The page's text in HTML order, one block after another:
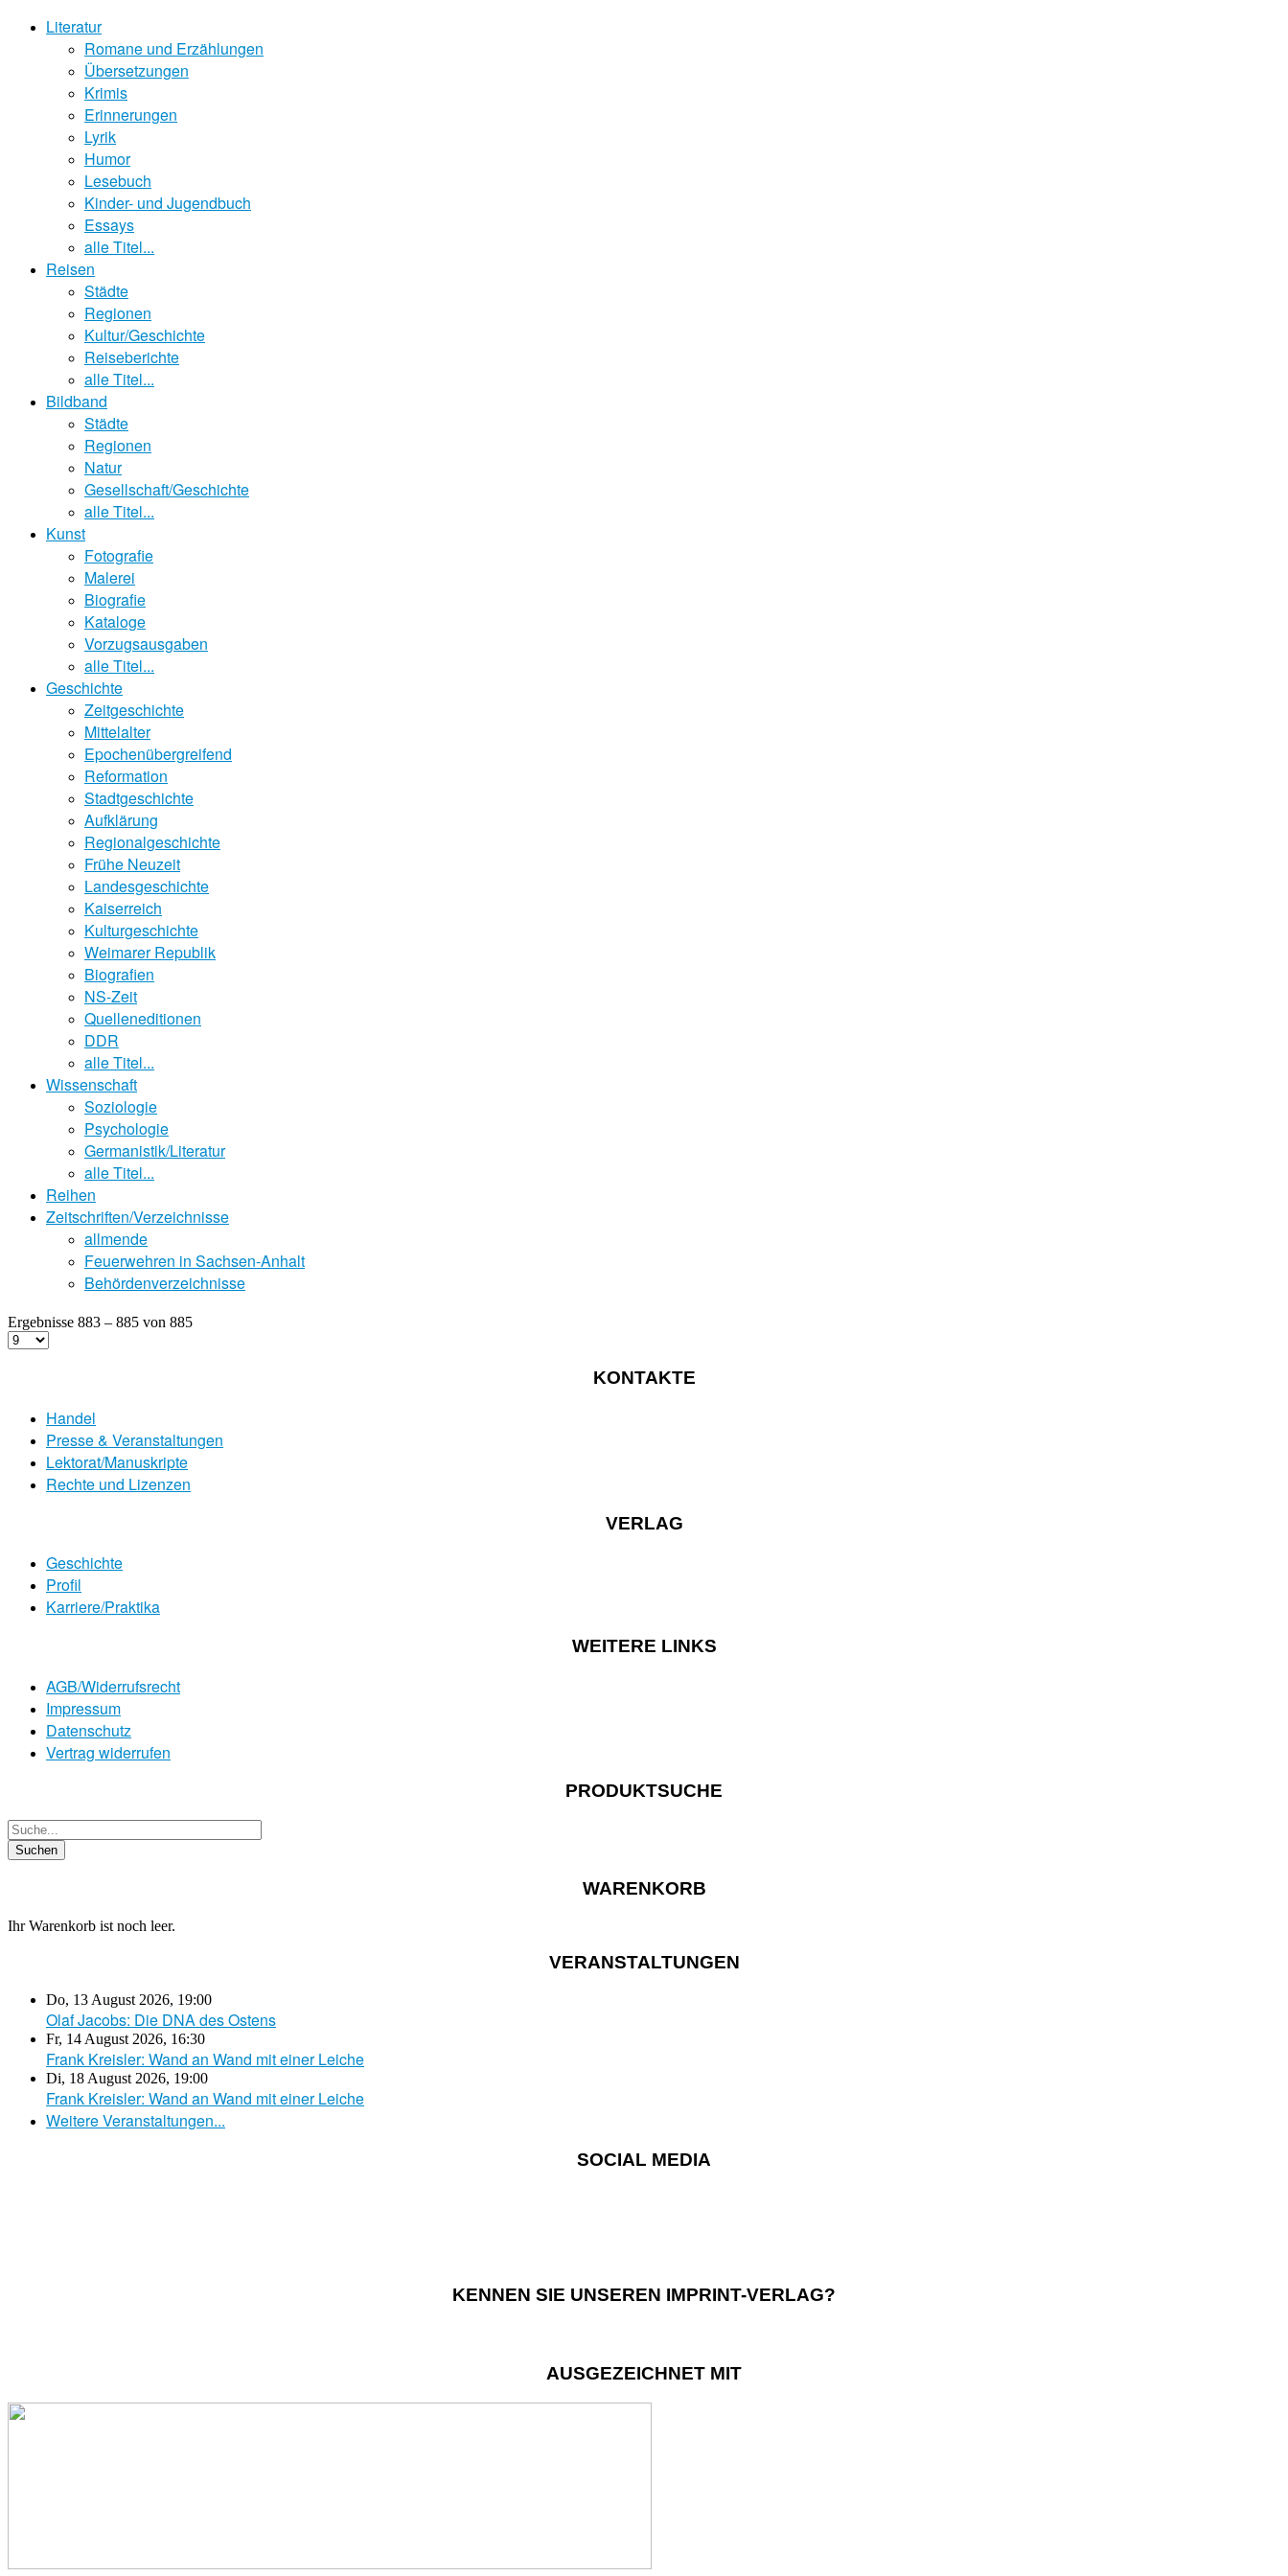
Literatur
Romane und Erzählungen
Übersetzungen
Krimis
Erinnerungen
Lyrik
Humor
Lesebuch
Kinder- und Jugendbuch
Essays
alle Titel...
Reisen
Städte
Regionen
Kultur/Geschichte
Reiseberichte
alle Titel...
Bildband
Städte
Regionen
Natur
Gesellschaft/Geschichte
alle Titel...
Kunst
Fotografie
Malerei
Biografie
Kataloge
Vorzugsausgaben
alle Titel...
Geschichte
Zeitgeschichte
Mittelalter
Epochenübergreifend
Reformation
Stadtgeschichte
Aufklärung
Regionalgeschichte
Frühe Neuzeit
Landesgeschichte
Kaiserreich
Kulturgeschichte
Weimarer Republik
Biografien
NS-Zeit
Quelleneditionen
DDR
alle Titel...
Wissenschaft
Soziologie
Psychologie
Germanistik/Literatur
alle Titel...
Reihen
Zeitschriften/Verzeichnisse
allmende
Feuerwehren in Sachsen-Anhalt
Behördenverzeichnisse
Ergebnisse 883 – 885 von 885
KONTAKTE
Handel
Presse & Veranstaltungen
Lektorat/Manuskripte
Rechte und Lizenzen
VERLAG
Geschichte
Profil
Karriere/Praktika
WEITERE LINKS
AGB/Widerrufsrecht
Impressum
Datenschutz
Vertrag widerrufen
PRODUKTSUCHE
WARENKORB
Ihr Warenkorb ist noch leer.
VERANSTALTUNGEN
Do, 13 August 2026, 19:00
Olaf Jacobs: Die DNA des Ostens
Fr, 14 August 2026, 16:30
Frank Kreisler: Wand an Wand mit einer Leiche
Di, 18 August 2026, 19:00
Frank Kreisler: Wand an Wand mit einer Leiche
Weitere Veranstaltungen...
SOCIAL MEDIA
KENNEN SIE UNSEREN IMPRINT-VERLAG?
AUSGEZEICHNET MIT